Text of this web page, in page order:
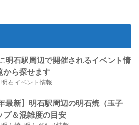
明石駅周辺で開催されるイベント情
から探せます
明石イベント情報
最新】明石駅周辺の明石焼（玉子
プ＆混雑度の目安